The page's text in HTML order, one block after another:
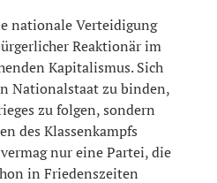
nationale Verteidigung
Reaktionär im
Kapitalismus. Sich
Nationalstaat zu binden,
zu folgen, sondern
des Klassenkampfs
nur eine Partei, die
in Friedenszeiten